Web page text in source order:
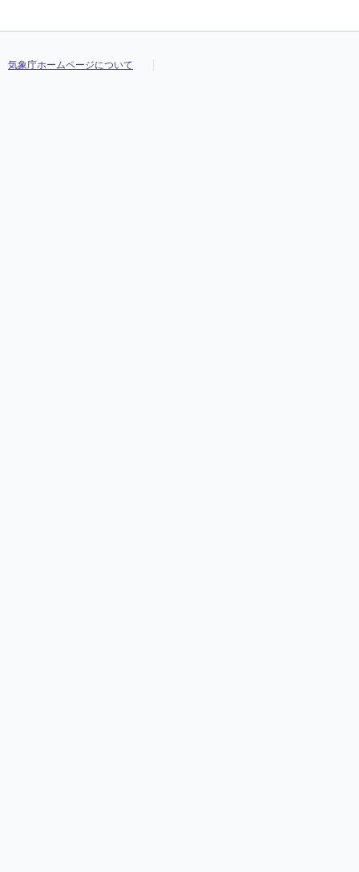
気象庁ホームページについて